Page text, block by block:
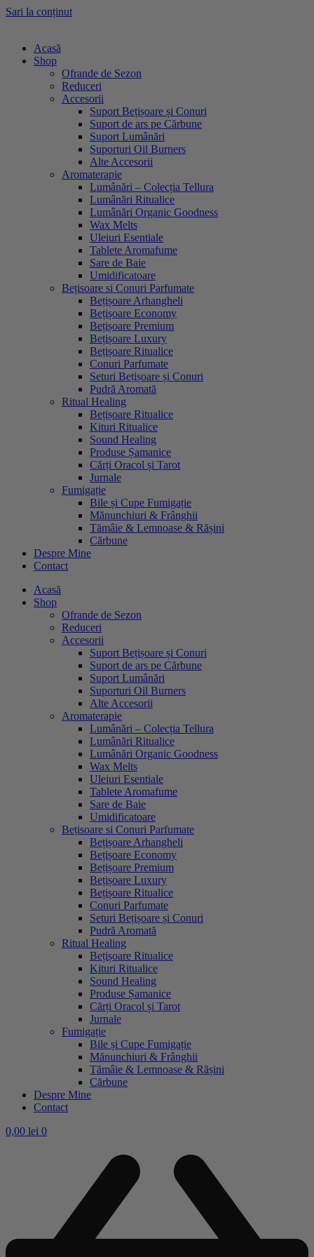
Sari la conținut
Acasă
Shop
Ofrande de Sezon
Reduceri
Accesorii
Suport Bețișoare și Conuri
Suport de ars pe Cărbune
Suport Lumânări
Suporturi Oil Burners
Alte Accesorii
Aromaterapie
Lumânări – Colecția Tellura
Lumânări Ritualice
Lumânări Organic Goodness
Wax Melts
Uleiuri Esentiale
Tablete Aromafume
Sare de Baie
Umidificatoare
Bețisoare si Conuri Parfumate
Bețișoare Arhangheli
Bețișoare Economy
Bețișoare Premium
Bețișoare Luxury
Bețișoare Ritualice
Conuri Parfumate
Seturi Bețișoare și Conuri
Pudră Aromată
Ritual Healing
Bețișoare Ritualice
Kituri Ritualice
Sound Healing
Produse Șamanice
Cărți Oracol și Tarot
Jurnale
Fumigație
Bile și Cupe Fumigație
Mănunchiuri & Frânghii
Tămâie & Lemnoase & Rășini
Cărbune
Despre Mine
Contact
Acasă
Shop
Ofrande de Sezon
Reduceri
Accesorii
Suport Bețișoare și Conuri
Suport de ars pe Cărbune
Suport Lumânări
Suporturi Oil Burners
Alte Accesorii
Aromaterapie
Lumânări – Colecția Tellura
Lumânări Ritualice
Lumânări Organic Goodness
Wax Melts
Uleiuri Esentiale
Tablete Aromafume
Sare de Baie
Umidificatoare
Bețisoare si Conuri Parfumate
Bețișoare Arhangheli
Bețișoare Economy
Bețișoare Premium
Bețișoare Luxury
Bețișoare Ritualice
Conuri Parfumate
Seturi Bețișoare și Conuri
Pudră Aromată
Ritual Healing
Bețișoare Ritualice
Kituri Ritualice
Sound Healing
Produse Șamanice
Cărți Oracol și Tarot
Jurnale
Fumigație
Bile și Cupe Fumigație
Mănunchiuri & Frânghii
Tămâie & Lemnoase & Rășini
Cărbune
Despre Mine
Contact
0,00 lei 0